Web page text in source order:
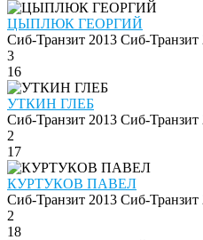
ЦЫПЛЮК ГЕОРГИЙ
Сиб-Транзит 2013 Сиб-Транзит
3
16
УТКИН ГЛЕБ
Сиб-Транзит 2013 Сиб-Транзит
2
17
КУРТУКОВ ПАВЕЛ
Сиб-Транзит 2013 Сиб-Транзит
2
18